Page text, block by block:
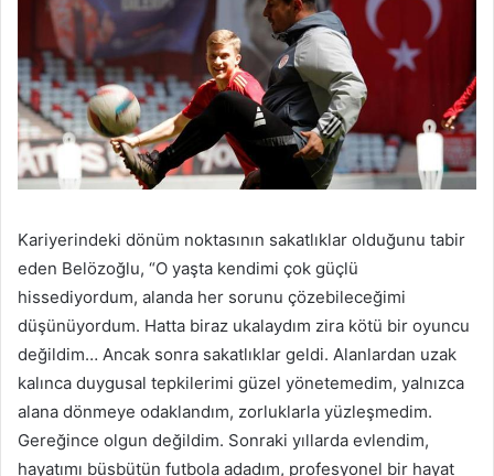
Kariyerindeki dönüm noktasının sakatlıklar olduğunu tabir
eden Belözoğlu, “O yaşta kendimi çok güçlü
hissediyordum, alanda her sorunu çözebileceğimi
düşünüyordum. Hatta biraz ukalaydım zira kötü bir oyuncu
değildim… Ancak sonra sakatlıklar geldi. Alanlardan uzak
kalınca duygusal tepkilerimi güzel yönetemedim, yalnızca
alana dönmeye odaklandım, zorluklarla yüzleşmedim.
Gereğince olgun değildim. Sonraki yıllarda evlendim,
hayatımı büsbütün futbola adadım, profesyonel bir hayat